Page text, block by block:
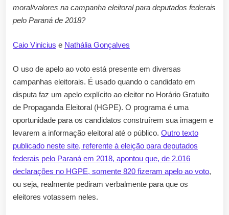
moral/valores na campanha eleitoral para deputados federais
pelo Paraná de 2018?
Caio Vinicius e Nathália Gonçalves
O uso de apelo ao voto está presente em diversas
campanhas eleitorais. É usado quando o candidato em
disputa faz um apelo explícito ao eleitor no Horário Gratuito
de Propaganda Eleitoral (HGPE). O programa é uma
oportunidade para os candidatos construírem sua imagem e
levarem a informação eleitoral até o público. Outro texto
publicado neste site, referente à eleição para deputados
federais pelo Paraná em 2018, apontou que, de 2.016
declarações no HGPE, somente 820 fizeram apelo ao voto,
ou seja, realmente pediram verbalmente para que os
eleitores votassem neles.